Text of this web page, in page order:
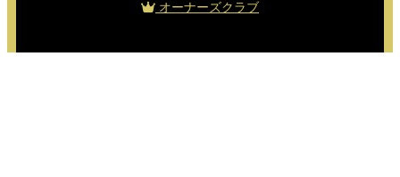
オーナーズクラブ